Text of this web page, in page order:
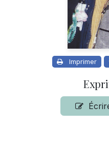
Imprimer